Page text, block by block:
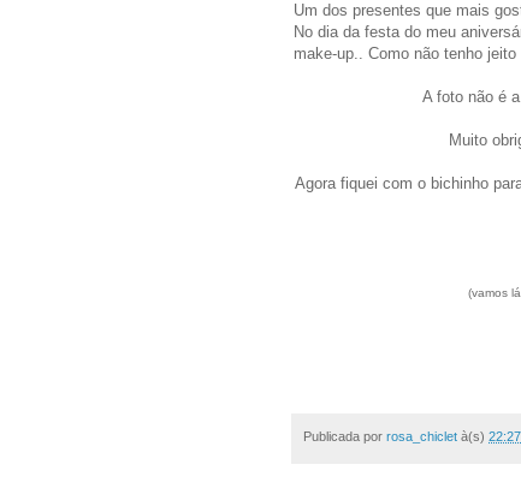
Um dos presentes que mais
No dia da festa do meu
make-up.. Como não tenho
A foto não é
Muito
Agora fiquei com o bichinho
(vamos
Publicada por rosa_chiclet à(s) 22:27